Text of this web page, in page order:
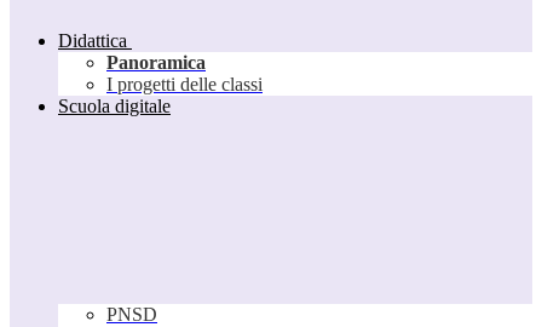
Didattica
Panoramica
I progetti delle classi
Scuola digitale
PNSD